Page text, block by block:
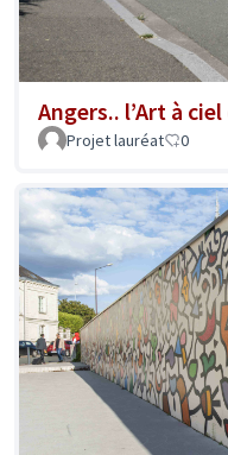
Angers.. l’Art à
Projet lauréat 0